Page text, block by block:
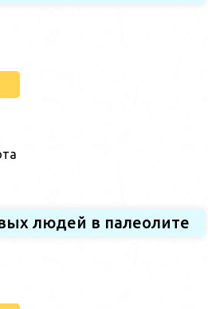
людей в палеолите